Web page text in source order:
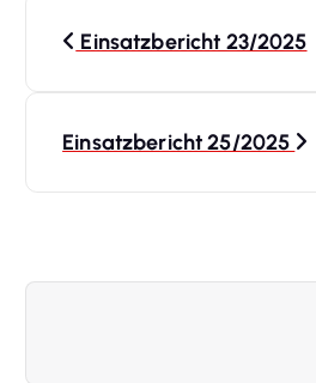
g
Einsatzbericht 23/2025
Einsatzbericht 25/2025